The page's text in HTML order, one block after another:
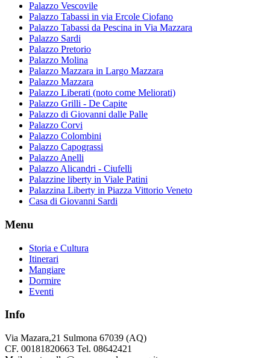
Palazzo Vescovile
Palazzo Tabassi in via Ercole Ciofano
Palazzo Tabassi da Pescina in Via Mazzara
Palazzo Sardi
Palazzo Pretorio
Palazzo Molina
Palazzo Mazzara in Largo Mazzara
Palazzo Mazzara
Palazzo Liberati (noto come Meliorati)
Palazzo Grilli - De Capite
Palazzo di Giovanni dalle Palle
Palazzo Corvi
Palazzo Colombini
Palazzo Capograssi
Palazzo Anelli
Palazzo Alicandri - Ciufelli
Palazzine liberty in Viale Patini
Palazzina Liberty in Piazza Vittorio Veneto
Casa di Giovanni Sardi
Menu
Storia e Cultura
Itinerari
Mangiare
Dormire
Eventi
Info
Via Mazara,21 Sulmona 67039 (AQ)
CF. 00181820663 Tel. 08642421